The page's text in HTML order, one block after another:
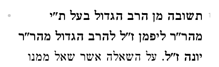
1
תשובה מן הרב הגדול בעל ת"י
מהר"ר ליפמן ז"ל להרב הגדול מהר"ר
יונה ז"ל. על השאלה אשר שאל ממנו